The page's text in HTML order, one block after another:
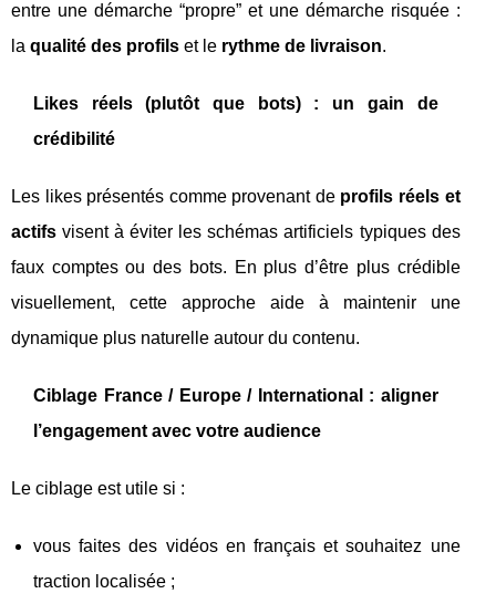
entre une démarche “propre” et une démarche risquée :
la qualité des profils et le rythme de livraison.
Likes réels (plutôt que bots) : un gain de
crédibilité
Les likes présentés comme provenant de profils réels et
actifs visent à éviter les schémas artificiels typiques des
faux comptes ou des bots. En plus d’être plus crédible
visuellement, cette approche aide à maintenir une
dynamique plus naturelle autour du contenu.
Ciblage France / Europe / International : aligner
l’engagement avec votre audience
Le ciblage est utile si :
vous faites des vidéos en français et souhaitez une
traction localisée ;